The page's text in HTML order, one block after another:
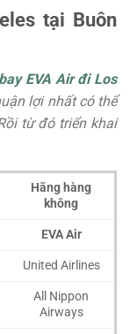
tại Buôn
EVA Air đi Los
lợi nhất có thể
từ đó triển khai
Hãng hàng
không
EVA Air
United Airlines
All Nippon
Airways